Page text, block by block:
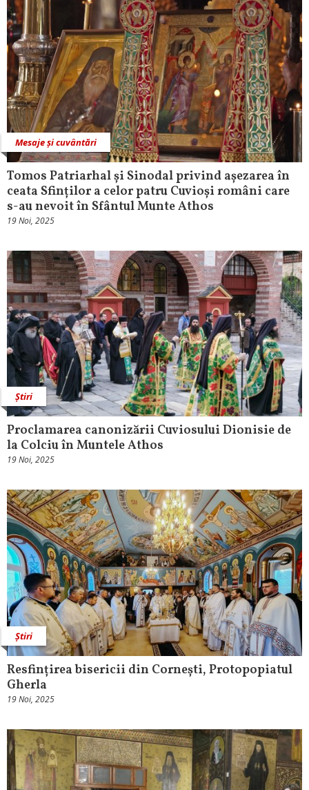
Mesaje și cuvântări
Tomos Patriarhal și Sinodal privind așezarea în
ceata Sfinților a celor patru Cuvioși români care
s-au nevoit în Sfântul Munte Athos
19 Noi, 2025
Știri
Proclamarea canonizării Cuviosului Dionisie de
la Colciu în Muntele Athos
19 Noi, 2025
Știri
Resfințirea bisericii din Cornești, Protopopiatul
Gherla
19 Noi, 2025